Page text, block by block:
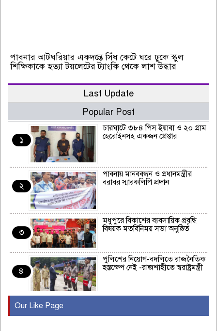
পাবনার আটঘরিয়ার একদন্তে সিঁধ কেটে ঘরে ঢুকে স্কুল
শিক্ষিকাকে হত্যা টয়লেটের ট্যাংকি থেকে লাশ উদ্ধার
Last Update
Popular Post
১
চারঘাটে ৩৮৪ পিস ইয়াবা ও ২০ গ্রাম
হেরোইনসহ একজন গ্রেপ্তার
২
পাবনায় মানববন্ধন ও প্রধানমন্ত্রীর
বরাবর স্মারকলিপি প্রদান
৩
মধুপুরে বিকাশের ব্যবসায়িক প্রবৃদ্ধি
বিষয়ক মতবিনিময় সভা অনুষ্ঠিত
৪
পুলিশের নিয়োগ-বদলিতে রাজনৈতিক
হস্তক্ষেপ নেই -রাজশাহীতে স্বরাষ্ট্রমন্ত্রী
৫
বছর পূর্তি উদযাপন
Our Like Page